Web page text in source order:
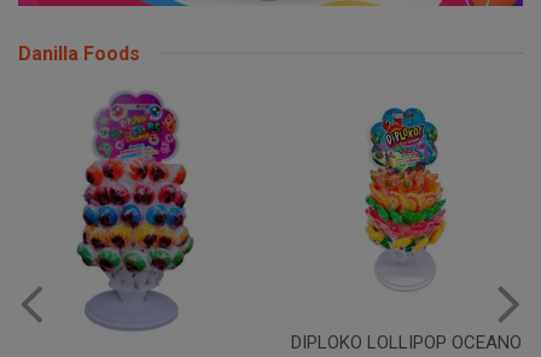
Danilla Foods
DIPLOKO LOLLIPOP OCEANO